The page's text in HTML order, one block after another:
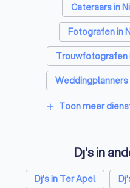
Cateraars in
Fotografen in
Trouwfotografen
Videografen in
add Toon meer
Dj's in
Dj's in Ter Apel